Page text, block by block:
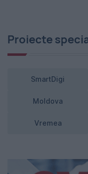
Proiecte
SmartDigi
Moldova
Vremea